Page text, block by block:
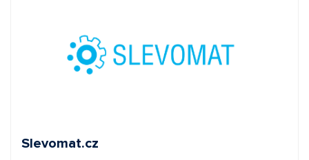
Slevomat.cz